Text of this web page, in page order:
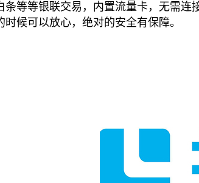
等等银联交易，内置流量卡，无需
候可以放心，绝对的安全有保障。